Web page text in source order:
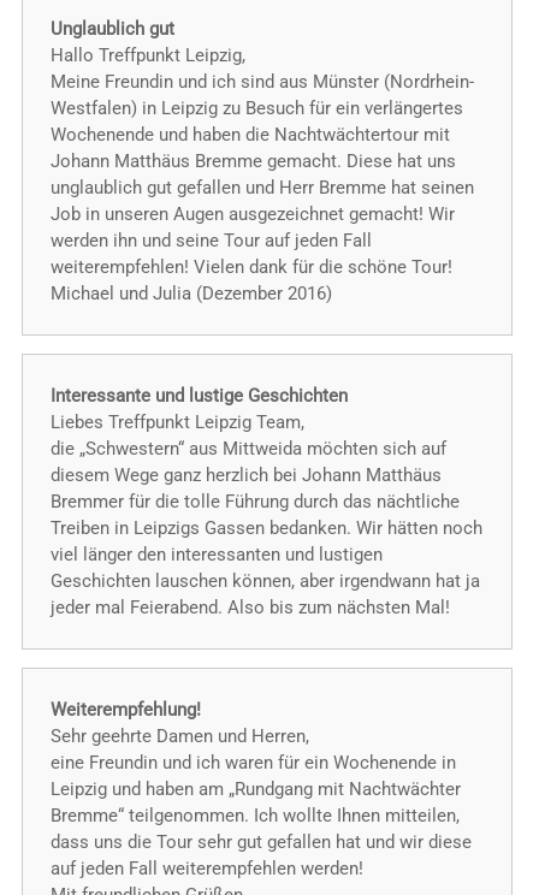
Unglaublich gut
Hallo Treffpunkt Leipzig,
Meine Freundin und ich sind aus Münster (Nordrhein-
Westfalen) in Leipzig zu Besuch für ein verlängertes
Wochenende und haben die Nachtwächtertour mit
Johann Matthäus Bremme gemacht. Diese hat uns
unglaublich gut gefallen und Herr Bremme hat seinen
Job in unseren Augen ausgezeichnet gemacht! Wir
werden ihn und seine Tour auf jeden Fall
weiterempfehlen! Vielen dank für die schöne Tour!
Michael und Julia (Dezember 2016)
Interessante und lustige Geschichten
Liebes Treffpunkt Leipzig Team,
die „Schwestern“ aus Mittweida möchten sich auf
diesem Wege ganz herzlich bei Johann Matthäus
Bremmer für die tolle Führung durch das nächtliche
Treiben in Leipzigs Gassen bedanken. Wir hätten noch
viel länger den interessanten und lustigen
Geschichten lauschen können, aber irgendwann hat ja
jeder mal Feierabend. Also bis zum nächsten Mal!
Weiterempfehlung!
Sehr geehrte Damen und Herren,
eine Freundin und ich waren für ein Wochenende in
Leipzig und haben am „Rundgang mit Nachtwächter
Bremme“ teilgenommen. Ich wollte Ihnen mitteilen,
dass uns die Tour sehr gut gefallen hat und wir diese
auf jeden Fall weiterempfehlen werden!